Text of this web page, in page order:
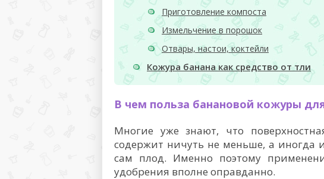
Приготовление компоста
Измельчение в порошок
Отвары, настои, коктейли
Кожура банана как средство от тли
В чем польза банановой кожуры
Многие уже знают, что
содержит ничуть не меньше, а иногда
сам плод. Именно поэтому
удобрения вполне оправданно.